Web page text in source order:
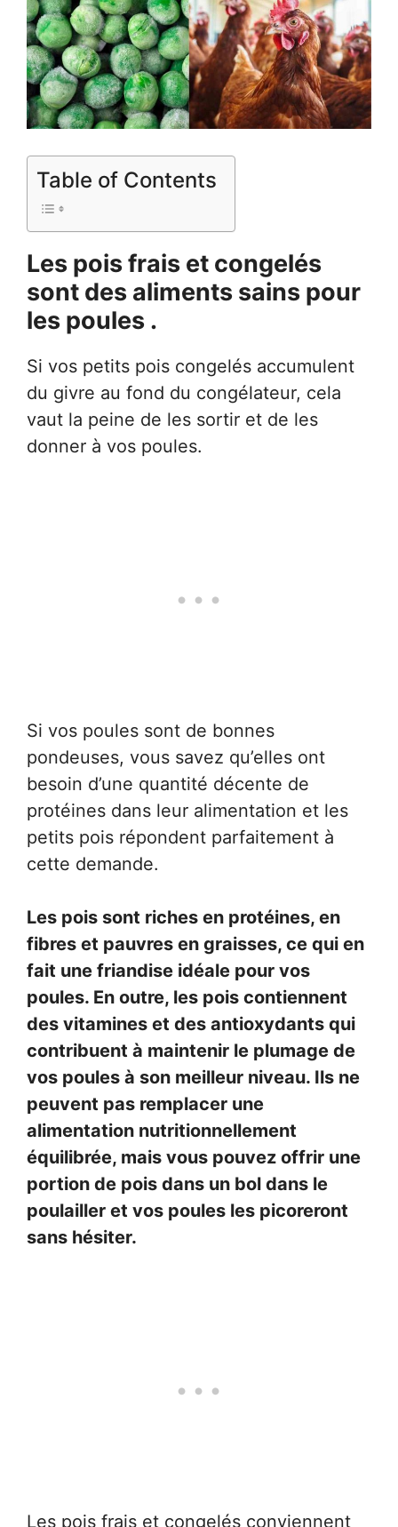
Table of Contents
Les pois frais et congelés
sont des aliments sains pour
les poules .
Si vos petits pois congelés accumulent
du givre au fond du congélateur, cela
vaut la peine de les sortir et de les
donner à vos poules.
Si vos poules sont de bonnes
pondeuses, vous savez qu’elles ont
besoin d’une quantité décente de
protéines dans leur alimentation et les
petits pois répondent parfaitement à
cette demande.
Les pois sont riches en protéines, en
fibres et pauvres en graisses, ce qui en
fait une friandise idéale pour vos
poules. En outre, les pois contiennent
des vitamines et des antioxydants qui
contribuent à maintenir le plumage de
vos poules à son meilleur niveau. Ils ne
peuvent pas remplacer une
alimentation nutritionnellement
équilibrée, mais vous pouvez offrir une
portion de pois dans un bol dans le
poulailler et vos poules les picoreront
sans hésiter.
Les pois frais et congelés conviennent